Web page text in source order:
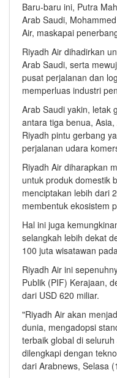
Baru-baru ini, Putra
Arab Saudi,
Air, maskapai
Riyadh Air dihadirkan
Arab Saudi, serta
pusat perjalanan dan
memperluas industri
Arab Saudi yakin, letak
antara tiga benua,
Riyadh pintu gerbang
perjalanan udara
Riyadh Air diharapkan
untuk produk domestik
menciptakan lebih dari
membentuk ekosistem
Hal ini juga
selangkah lebih dekat
100 juta wisatawan
Riyadh Air ini
Publik (PIF) Kerajaan,
dari USD 620 miliar.
"Riyadh Air akan
dunia, mengadopsi
terbaik global di
dilengkapi dengan
dari Arabnews, Selasa